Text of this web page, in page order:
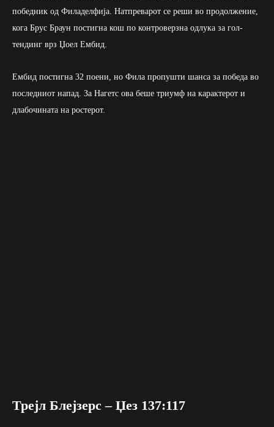
победник од Филаделфија. Натпреварот се реши во продолжение,
кога Брус Браун постигна кош по контроверзна одлука за гол-
тендинг врз Џоел Ембид.
Ембид постигна 32 поени, но Фила пропушти шанса за победа во
последниот напад. За Нагетс ова беше триумф на карактерот и
длабочината на ростерот.
Трејл Блејзерс – Џез 137:117